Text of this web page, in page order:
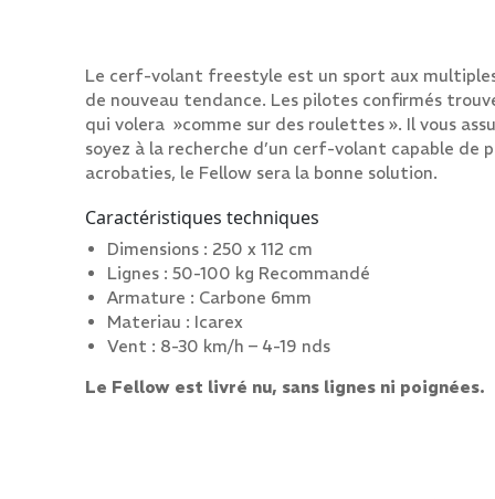
Le cerf-volant freestyle est un sport aux
de nouveau tendance. Les pilotes confirmés
qui volera »comme sur des roulettes ». Il vous
soyez à la recherche d’un cerf-volant capable de
acrobaties, le Fellow sera la bonne solution.
Caractéristiques techniques
Dimensions : 250 x 112 cm
Lignes : 50-100 kg Recommandé
Armature : Carbone 6mm
Materiau : Icarex
Vent : 8-30 km/h – 4-19 nds
Le Fellow est livré nu, sans lignes ni poignées.